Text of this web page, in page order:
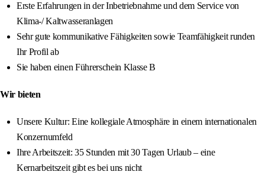
Erste Erfahrungen in der Inbetriebnahme und dem Service von
Klima-/ Kaltwasseranlagen
Sehr gute kommunikative Fähigkeiten sowie Teamfähigkeit runden
Ihr Profil ab
Sie haben einen Führerschein Klasse B
Wir bieten
Unsere Kultur: Eine kollegiale Atmosphäre in einem internationalen
Konzernumfeld
Ihre Arbeitszeit: 35 Stunden mit 30 Tagen Urlaub – eine
Kernarbeitszeit gibt es bei uns nicht